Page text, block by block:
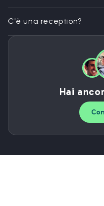
C'è una reception?
Hai